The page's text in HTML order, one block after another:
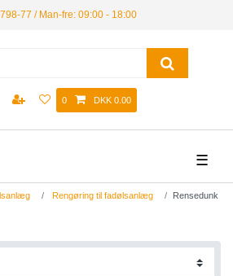
77 / Man-fre: 09:00 - 18:00
0 DKK 0.00
☰
Rengøring til fadølsanlæg Rensedunk